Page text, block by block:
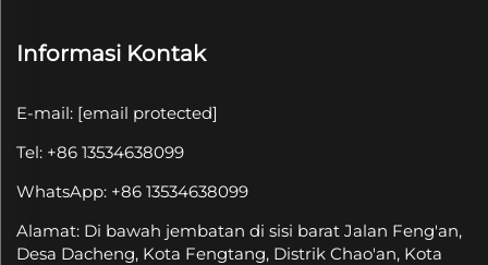
Informasi Kontak
E-mail: [email protected]
Tel: +86 13534638099
WhatsApp: +86 13534638099
Alamat: Di bawah jembatan di sisi barat Jalan Feng'an,
Desa Dacheng, Kota Fengtang, Distrik Chao'an, Kota